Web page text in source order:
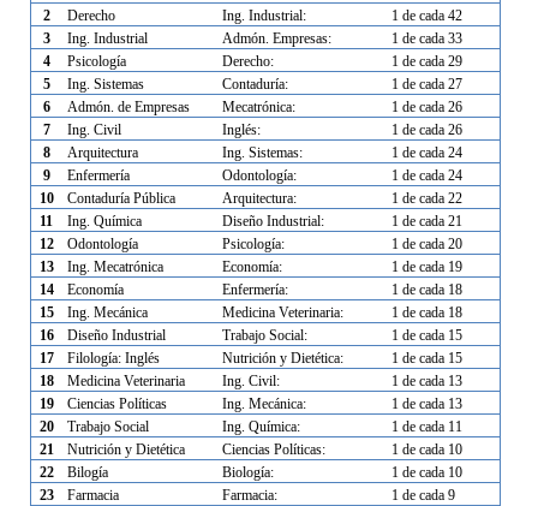
2
Derecho Ing. Industrial:
1 de cada 42
3
Ing. Industrial Admón. Empresas:
1 de cada 33
4
Psicología Derecho:
1 de cada 29
5
Ing. Sistemas Contaduría:
1 de cada 27
6
Admón. de Empresas Mecatrónica:
1 de cada 26
7
Ing. Civil Inglés:
1 de cada 26
8
Arquitectura Ing. Sistemas:
1 de cada 24
9
Enfermería Odontología:
1 de cada 24
10
Contaduría Pública Arquitectura:
1 de cada 22
11
Ing. Química Diseño Industrial:
1 de cada 21
12
Odontología Psicología:
1 de cada 20
13
Ing. Mecatrónica Economía:
1 de cada 19
14
Economía Enfermería:
1 de cada 18
15
Ing. Mecánica Medicina Veterinaria:
1 de cada 18
16
Diseño Industrial Trabajo Social:
1 de cada 15
17
Filología: Inglés Nutrición y Dietética:
1 de cada 15
18
Medicina Veterinaria Ing. Civil:
1 de cada 13
19
Ciencias Políticas Ing. Mecánica:
1 de cada 13
20
Trabajo Social Ing. Química:
1 de cada 11
21
Nutrición y Dietética Ciencias Políticas:
1 de cada 10
22
Bilogía Biología:
1 de cada 10
23
Farmacia Farmacia:
1 de cada 9